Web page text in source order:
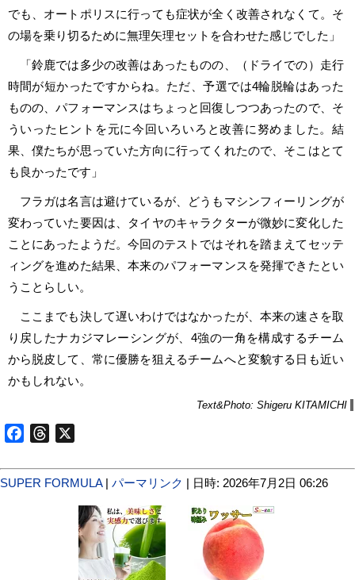
でも、オートポリスに行っても症状が全く改善されなくて。そ
の場を乗り切るために無理矢理セットを合わせた感じでした」
「鈴鹿では多少の改善はあったものの、（ドライでの）走行
時間が短かったですからね。ただ、予選では4輪脱輪はあった
ものの、パフォーマンスはちょっと回復しつつあったので、そ
ういったヒントを元に今回いろいろと改善に努めました。結
果、僕たちが思っていた方向に行ってくれたので、そこはとて
も良かったです」
フラガは名言は避けているが、どうもマシンフィーリングが
変わっていた要因は、タイヤのキャラクターが微妙に変化した
ことにあったようだ。今回のテストではそれを踏まえてセッテ
ィングを進めた結果、本来のパフォーマンスを発揮できたとい
うことらしい。
ここまでも決して遅いわけではなかったが、本来の速さを取
り戻したナカジマレーシングが、4強の一角を構成するチーム
から脱皮して、常に優勝を狙えるチームへと変貌する日も近い
かもしれない。
Text&Photo: Shigeru KITAMICHI
FacebookThreads
SUPER FORMULA| パーマリンク | 日時: 2026年7月2日 06:26